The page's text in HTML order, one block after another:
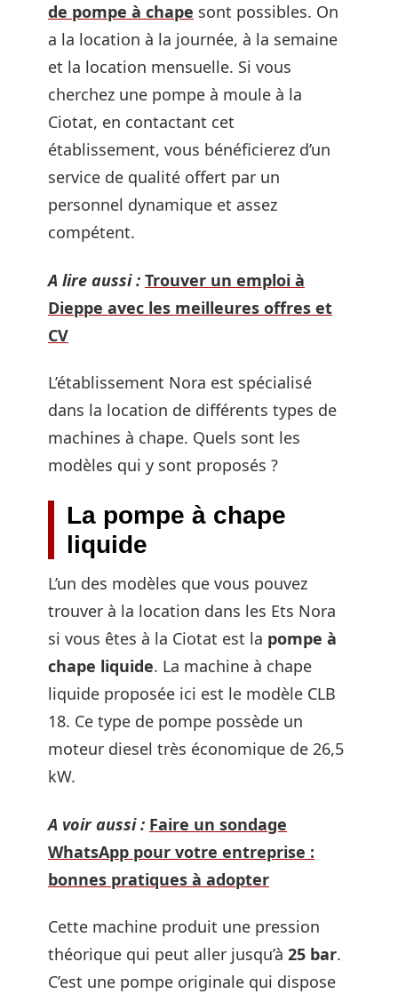
de pompe à chape sont possibles. On
a la location à la journée, à la semaine
et la location mensuelle. Si vous
cherchez une pompe à moule à la
Ciotat, en contactant cet
établissement, vous bénéficierez d’un
service de qualité offert par un
personnel dynamique et assez
compétent.
A lire aussi : Trouver un emploi à
Dieppe avec les meilleures offres et
CV
L’établissement Nora est spécialisé
dans la location de différents types de
machines à chape. Quels sont les
modèles qui y sont proposés ?
La pompe à chape
liquide
L’un des modèles que vous pouvez
trouver à la location dans les Ets Nora
si vous êtes à la Ciotat est la pompe à
chape liquide. La machine à chape
liquide proposée ici est le modèle CLB
18. Ce type de pompe possède un
moteur diesel très économique de 26,5
kW.
A voir aussi : Faire un sondage
WhatsApp pour votre entreprise :
bonnes pratiques à adopter
Cette machine produit une pression
théorique qui peut aller jusqu’à 25 bar.
C’est une pompe originale qui dispose